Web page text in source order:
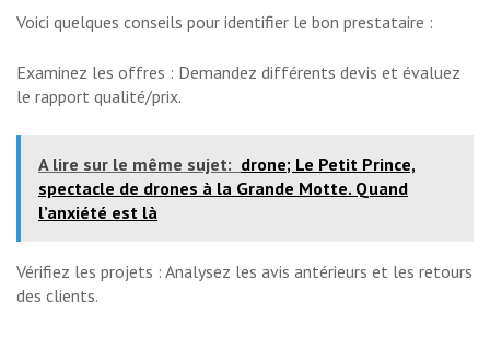
Voici quelques conseils pour identifier le bon prestataire :
Examinez les offres : Demandez différents devis et évaluez
le rapport qualité/prix.
A lire sur le même sujet: drone; Le Petit Prince,
spectacle de drones à la Grande Motte. Quand
l’anxiété est là
Vérifiez les projets : Analysez les avis antérieurs et les retours
des clients.